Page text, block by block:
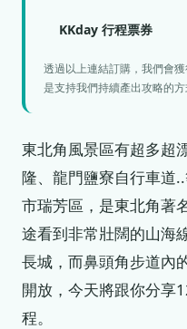
KKday 行程票券
透過以上連結訂購，我們會
是支持我們持續產出攻略的方
東北角風景區有超多超
隆、龍門鹽寮自行車道
市瑞芳區，是東北角著
途看到非常壯闊的山海
長城，而鼻頭角步道內
開放，今天將跟你分享
程。